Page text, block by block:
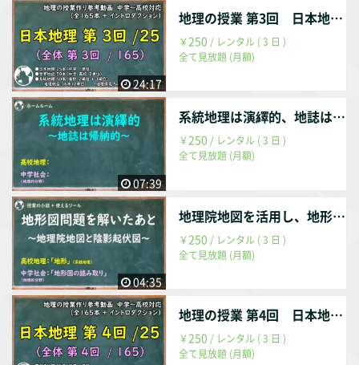
24:17
地理の授業 第3回 日本地理 第3回 / 25回 （全体 第003回 / 165回）
￥250 / レンタル ( 3 日 )
全て見放題 (月額)
07:39
系統地理は演繹的、地誌は帰納的な学習
￥250 / レンタル ( 3 日 )
全て見放題 (月額)
04:35
地理院地図を活用し、地形図への解像度を高める
￥250 / レンタル ( 3 日 )
全て見放題 (月額)
地理の授業 第4回 日本地理 第4回 / 25回 （全体 第004回 / 165回）
￥250 / レンタル ( 3 日 )
全て見放題 (月額)